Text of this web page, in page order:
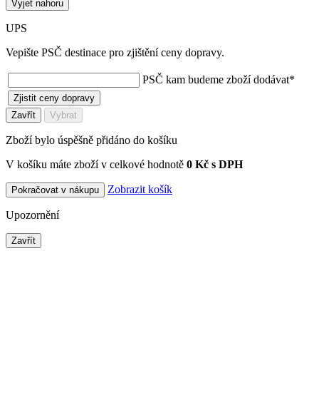
Vyjet nahoru
UPS
Vepište PSČ destinace pro zjištění ceny dopravy.
PSČ kam budeme zboží dodávat*
Zjistit ceny dopravy
Zavřít
Vybrat
Zboží bylo úspěšně přidáno do košíku
V košíku máte zboží v celkové hodnotě 0 Kč s DPH
Pokračovat v nákupu Zobrazit košík
Upozornění
Zavřít